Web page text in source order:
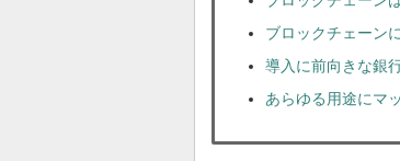
ブロックチェーン
導入に前向きな銀
あらゆる用途にマ